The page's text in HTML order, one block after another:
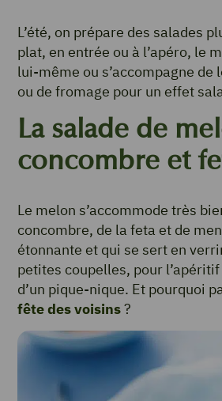
L’été, on prépare des salades
plat, en entrée ou à l’apéro, le
lui-même ou s’accompagne de
ou de fromage pour un effet
La salade de
concombre et
Le melon s’accommode très
concombre, de la feta et de
étonnante et qui se sert en
petites coupelles, pour
d’un pique-nique. Et pourquoi
fête des voisins?